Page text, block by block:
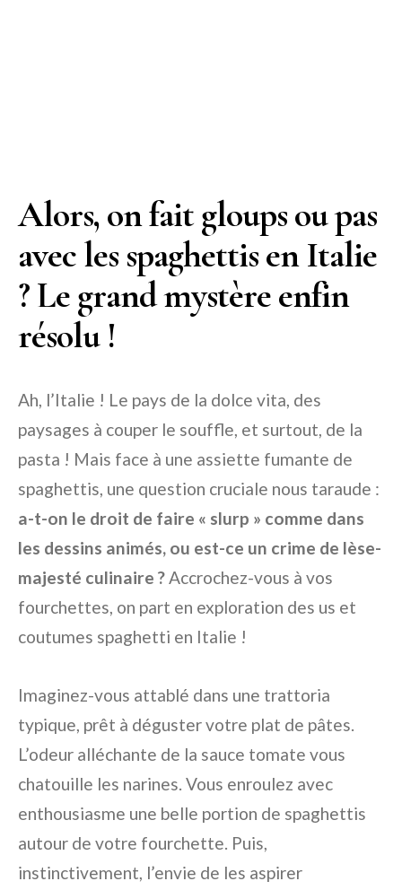
Alors, on fait gloups ou pas
avec les spaghettis en Italie
? Le grand mystère enfin
résolu !
Ah, l’Italie ! Le pays de la dolce vita, des
paysages à couper le souffle, et surtout, de la
pasta ! Mais face à une assiette fumante de
spaghettis, une question cruciale nous taraude :
a-t-on le droit de faire « slurp » comme dans
les dessins animés, ou est-ce un crime de lèse-
majesté culinaire ? Accrochez-vous à vos
fourchettes, on part en exploration des us et
coutumes spaghetti en Italie !
Imaginez-vous attablé dans une trattoria
typique, prêt à déguster votre plat de pâtes.
L’odeur alléchante de la sauce tomate vous
chatouille les narines. Vous enroulez avec
enthousiasme une belle portion de spaghettis
autour de votre fourchette. Puis,
instinctivement, l’envie de les aspirer